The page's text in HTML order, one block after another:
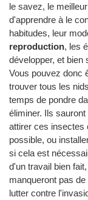
le savez, le
d'apprendre à le
habitudes, leur
reproduction, les
développer, et bien
Vous pouvez donc
trouver tous les
temps de pondre
éliminer. Ils
attirer ces insectes
possible, ou
si cela est
d'un travail bien
manqueront pas
lutter contre